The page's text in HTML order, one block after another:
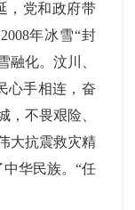
，党和政府带
年冰雪“封
融化。汶川、
心手相连，奋
，不畏艰险、
大抗震救灾精
华民族。“任